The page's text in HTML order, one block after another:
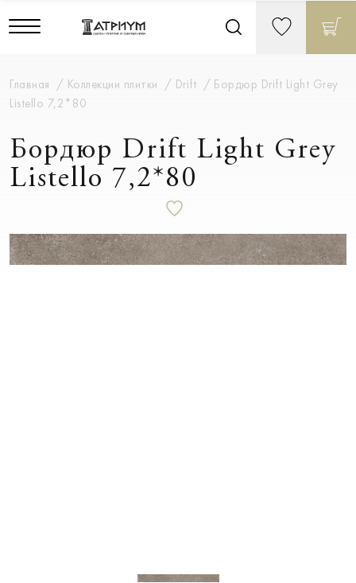
Главная Коллекции плитки Drift
Бордюр Drift Light Grey
Listello 7,2*80
Бордюр Drift Light Grey
Listello 7,2*80